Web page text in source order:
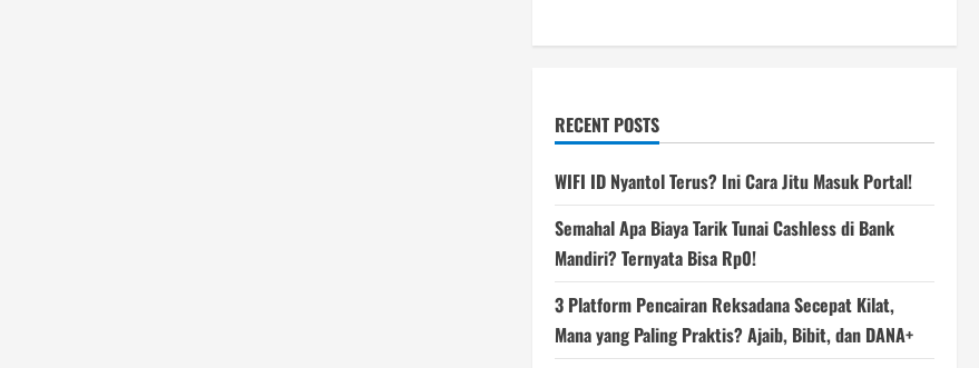
RECENT POSTS
WIFI ID Nyantol Terus? Ini Cara Jitu Masuk Portal!
Semahal Apa Biaya Tarik Tunai Cashless di Bank
Mandiri? Ternyata Bisa Rp0!
3 Platform Pencairan Reksadana Secepat Kilat,
Mana yang Paling Praktis? Ajaib, Bibit, dan DANA+